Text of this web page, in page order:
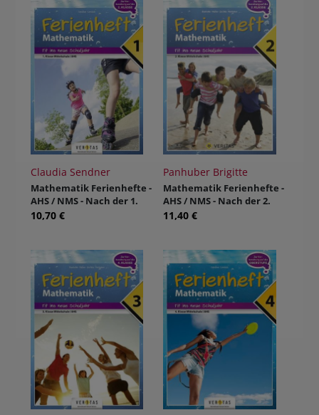
Claudia Sendner
Mathematik Ferienhefte -
AHS / NMS - Nach der 1.
Klasse
10,70 €
Panhuber Brigitte
Mathematik Ferienhefte -
AHS / NMS - Nach der 2.
Klasse
11,40 €